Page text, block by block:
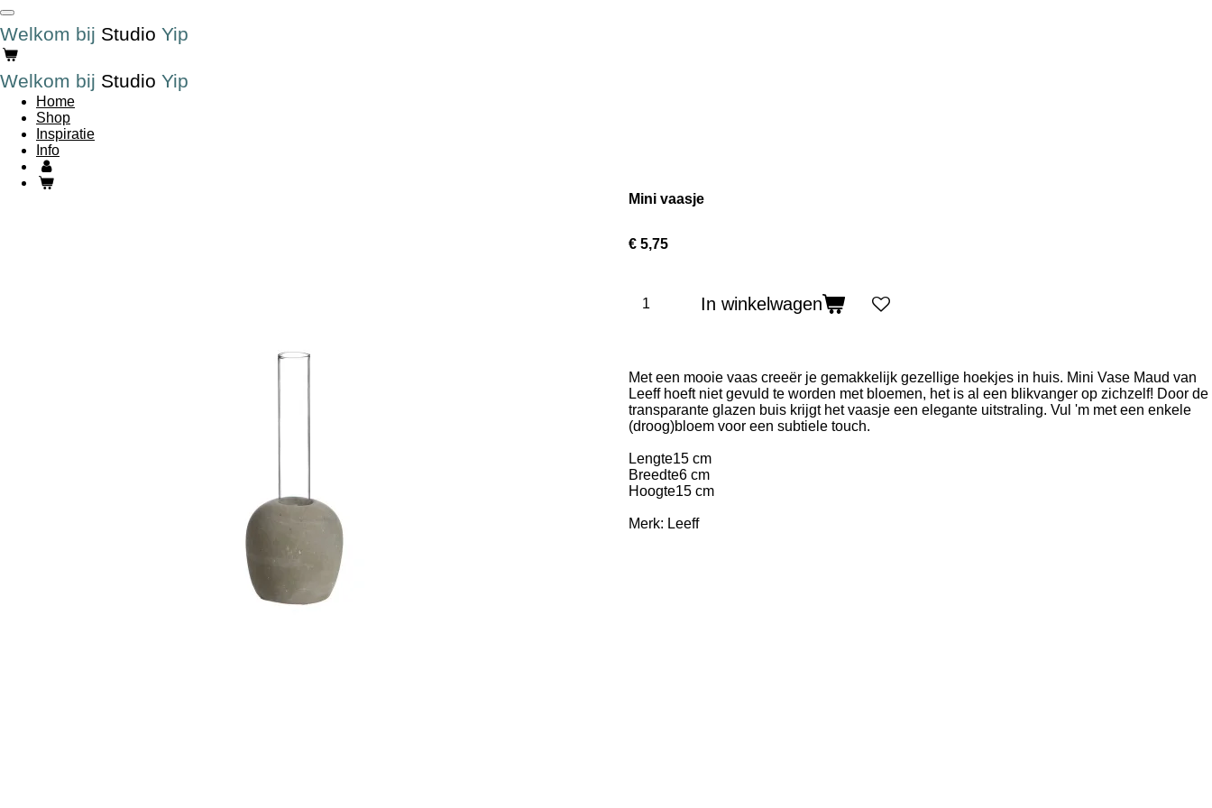
Ga
direct
naar
de
hoofdinhoud
Welkom bij Studio Yip
Welkom bij Studio Yip
Home
Shop
Inspiratie
Info
Mini vaasje
€ 5,75
In winkelwagen
Met een mooie vaas creeër je gemakkelijk gezellige hoekjes in huis. Mini Vase Maud van
Leeff hoeft niet gevuld te worden met bloemen, het is al een blikvanger op zichzelf! Door de
transparante glazen buis krijgt het vaasje een elegante uitstraling. Vul 'm met een enkele
(droog)bloem voor een subtiele touch.
Lengte15 cm
Breedte6 cm
Hoogte15 cm
Merk: Leeff